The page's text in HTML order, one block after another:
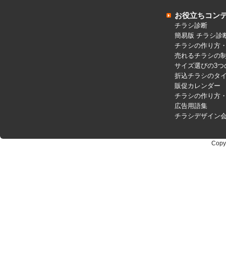
お役立ちコン
チラシ診断
簡易版 チラシ診
チラシの作り方
売れるチラシの
サイズ選びの3つ
折込チラシのタ
販促カレンダー
チラシの作り方
広告用語集
チラシデザイン